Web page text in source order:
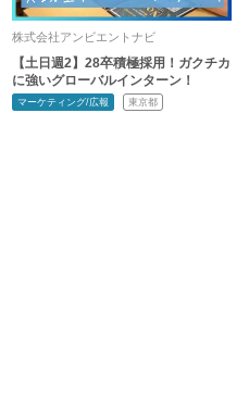
株式会社アンビエントナビ
【土日週2】28卒積極採用！ガクチカ
に強いグローバルインターン！
マーケティング/広報 東京都